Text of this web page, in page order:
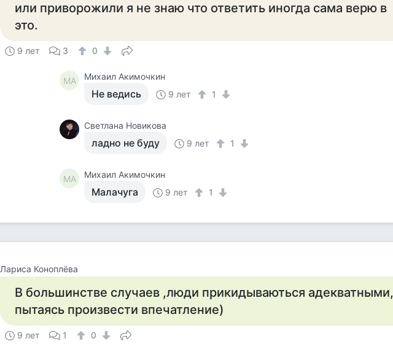
или приворожили я не знаю что ответить иногда сама верю в
это.
9 лет 3 0
МА Михаил Акимочкин
Не ведись 9 лет 1
Светлана Новикова
ладно не буду 9 лет 1
МА Михаил Акимочкин
Малачуга 9 лет 1
Лариса Коноплёва
В большинстве случаев ,люди прикидываються адекватными,
пытаясь произвести впечатление)
9 лет 1 0